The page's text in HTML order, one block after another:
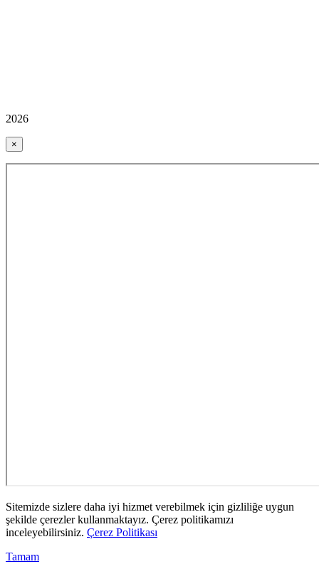
2026
×
Sitemizde sizlere daha iyi hizmet verebilmek için gizliliğe uygun
şekilde çerezler kullanmaktayız. Çerez politikamızı
inceleyebilirsiniz. Çerez Politikası
Tamam